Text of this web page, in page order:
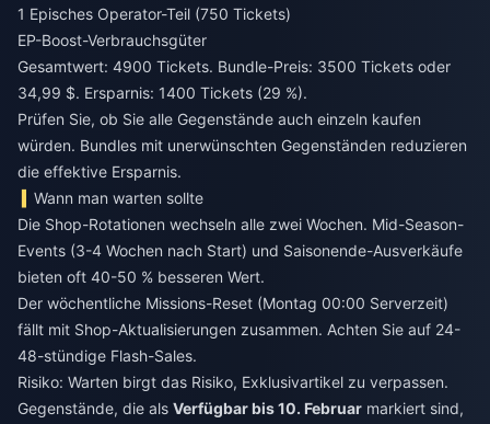
1 Episches Operator-Teil (750 Tickets)
EP-Boost-Verbrauchsgüter
Gesamtwert: 4900 Tickets. Bundle-Preis: 3500 Tickets oder
34,99 $. Ersparnis: 1400 Tickets (29 %).
Prüfen Sie, ob Sie alle Gegenstände auch einzeln kaufen
würden. Bundles mit unerwünschten Gegenständen reduzieren
die effektive Ersparnis.
Wann man warten sollte
Die Shop-Rotationen wechseln alle zwei Wochen. Mid-Season-
Events (3-4 Wochen nach Start) und Saisonende-Ausverkäufe
bieten oft 40-50 % besseren Wert.
Der wöchentliche Missions-Reset (Montag 00:00 Serverzeit)
fällt mit Shop-Aktualisierungen zusammen. Achten Sie auf 24-
48-stündige Flash-Sales.
Risiko: Warten birgt das Risiko, Exklusivartikel zu verpassen.
Gegenstände, die als Verfügbar bis 10. Februar markiert sind,